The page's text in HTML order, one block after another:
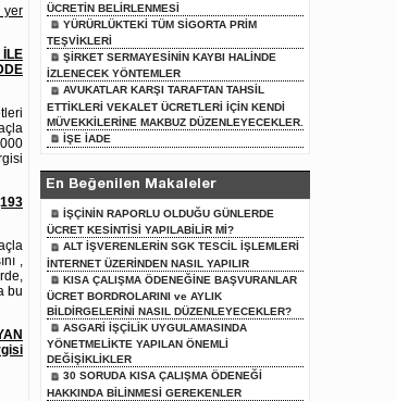
yer
,
bu
ÜCRETİN BELİRLENMESİ
YÜRÜRLÜKTEKİ TÜM SİGORTA PRİM
TEŞVİKLERİ
ŞİRKET SERMAYESİNİN KAYBI HALİNDE
İZLENECEK YÖNTEMLER
AVUKATLAR KARŞI TARAFTAN TAHSİL
ETTİKLERİ VEKALET ÜCRETLERİ İÇİN KENDİ
MÜVEKKİLERİNE MAKBUZ DÜZENLEYECEKLER.
İŞE İADE
En Beğenilen Makaleler
İŞÇİNİN RAPORLU OLDUĞU GÜNLERDE
ÜCRET KESİNTİSİ YAPILABİLİR Mİ?
ALT İŞVERENLERİN SGK TESCİL İŞLEMLERİ
İNTERNET ÜZERİNDEN NASIL YAPILIR
KISA ÇALIŞMA ÖDENEĞİNE BAŞVURANLAR
ÜCRET BORDROLARINI ve AYLIK
BİLDİRGELERİNİ NASIL DÜZENLEYECEKLER?
ASGARİ İŞÇİLİK UYGULAMASINDA
YÖNETMELİKTE YAPILAN ÖNEMLİ
DEĞİŞİKLİKLER
30 SORUDA KISA ÇALIŞMA ÖDENEĞİ
HAKKINDA BİLİNMESİ GEREKENLER